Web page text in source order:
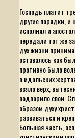
Господь платит
другие порядки, и
исполнял и
передали тот же
дух жизни
оставалось как
противно было
в идольских
взяло верх,
водворило свои.
образом духу
развиваться и
Большая часть,